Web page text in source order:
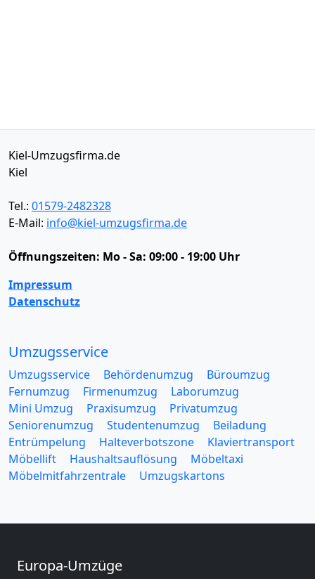
Kiel-Umzugsfirma.de
Kiel
Tel.: 01579-2482328
E-Mail: info@kiel-umzugsfirma.de
Öffnungszeiten: Mo - Sa: 09:00 - 19:00 Uhr
Impressum
Datenschutz
Umzugsservice
Umzugsservice Behördenumzug
Büroumzug
Fernumzug
Firmenumzug
Laborumzug
Mini Umzug
Praxisumzug
Privatumzug
Seniorenumzug
Studentenumzug
Beiladung
Entrümpelung
Halteverbotszone
Klaviertransport
Möbellift
Haushaltsauflösung
Möbeltaxi
Möbelmitfahrzentrale
Umzugskartons
Europa-Umzüge